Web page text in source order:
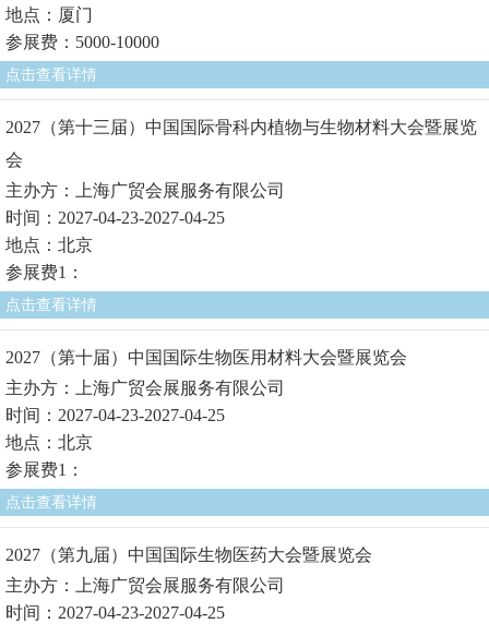
地点：厦门
参展费：5000-10000
点击查看详情
2027（第十三届）中国国际骨科内植物与生物材料大会暨展览
会
主办方：上海广贸会展服务有限公司
时间：2027-04-23-2027-04-25
地点：北京
参展费1：
点击查看详情
2027（第十届）中国国际生物医用材料大会暨展览会
主办方：上海广贸会展服务有限公司
时间：2027-04-23-2027-04-25
地点：北京
参展费1：
点击查看详情
2027（第九届）中国国际生物医药大会暨展览会
主办方：上海广贸会展服务有限公司
时间：2027-04-23-2027-04-25